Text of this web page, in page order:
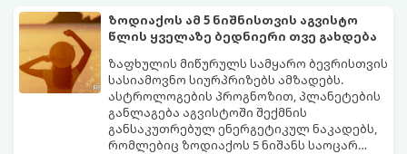
სურვილების გადადებასა და ხარჯების
მკაცრ კონტროლს. თუმცა, ახლა სიტუაცია
თანდათან შეიცვლება.
პრობლემები, რომლებიც უსასრულო
გეგონათ, უკან დაიხევს, ამასთან ერთად კი
გაჩნდება მეტი ნდობა მომავლის მიმართ.
რთული პერიოდის შემდეგ ეს ნიშნები
შეძლებენ ამოისუნთქონ და დაინახონ
ახალი შესაძლებლობები.
ზოდიაქოს ამ 5 ნიშნისთვის აგვისტო
წლის ყველაზე ბედნიერი თვე გახდება
ზაფხულის მიწურულს სამყარო ბევრისთვის
სასიამოვნო სიურპრიზებს ამზადებს.
ასტროლოგების პროგნოზით, პლანეტების
განლაგება აგვისტოში შექმნის
განსაკუთრებულ ენერგეტიკულ ნაკადებს,
რომლებიც ზოდიაქოს 5 ნიშანს საოცარ